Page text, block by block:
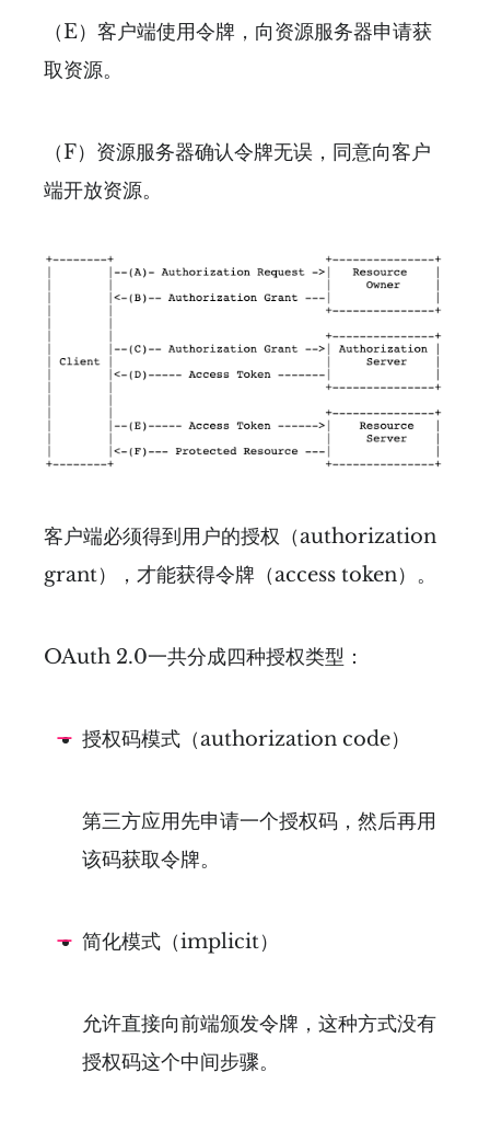
（E）客户端使用令牌，向资源服务器申请获
取资源。
（F）资源服务器确认令牌无误，同意向客户
端开放资源。
客户端必须得到用户的授权（authorization
grant），才能获得令牌（access token）。
OAuth 2.0一共分成四种授权类型：
授权码模式（authorization code）
第三方应用先申请一个授权码，然后再用
该码获取令牌。
简化模式（implicit）
允许直接向前端颁发令牌，这种方式没有
授权码这个中间步骤。